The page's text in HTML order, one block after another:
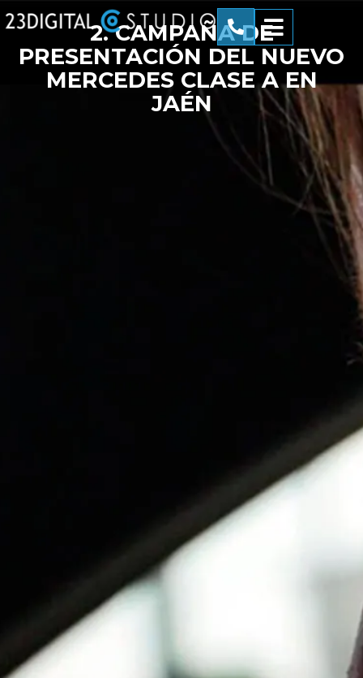
2. CAMPAÑA DE
PRESENTACIÓN DEL NUEVO
MERCEDES CLASE A EN
JAÉN